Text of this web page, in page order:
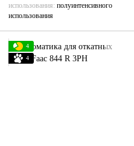
использования полуинтенсивного
использования
4
4